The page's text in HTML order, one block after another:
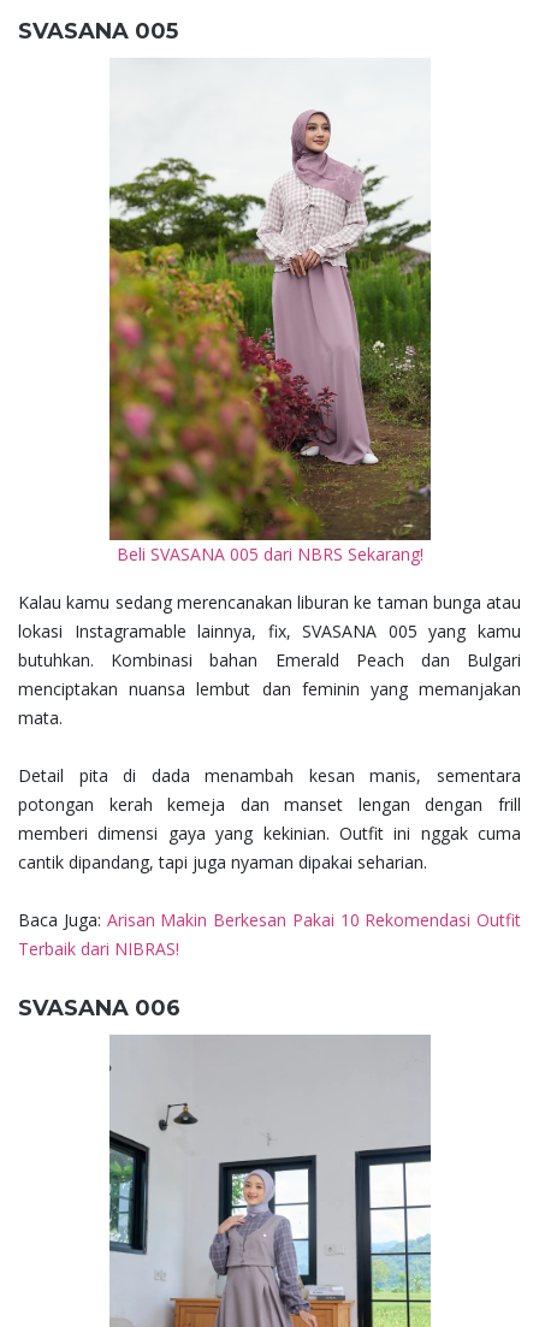
SVASANA 005
Beli SVASANA 005 dari NBRS Sekarang!
Kalau kamu sedang merencanakan liburan ke taman bunga atau
lokasi Instagramable lainnya, fix, SVASANA 005 yang kamu
butuhkan. Kombinasi bahan Emerald Peach dan Bulgari
menciptakan nuansa lembut dan feminin yang memanjakan
mata.
Detail pita di dada menambah kesan manis, sementara
potongan kerah kemeja dan manset lengan dengan frill
memberi dimensi gaya yang kekinian. Outfit ini nggak cuma
cantik dipandang, tapi juga nyaman dipakai seharian.
Baca Juga: Arisan Makin Berkesan Pakai 10 Rekomendasi Outfit
Terbaik dari NIBRAS!
SVASANA 006